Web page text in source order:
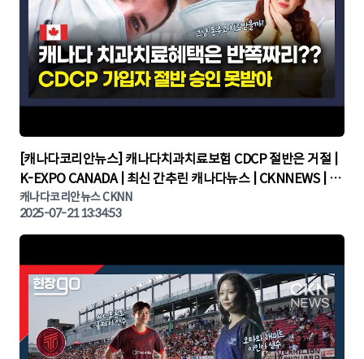
▶
[캐나다코리안뉴스] 캐나다치과치료보험 CDCP 절반은 거절 |
K-EXPO CANADA | 최신 간추린 캐나다뉴스 | CKNNEWS | 캐
나다뉴스 | 토론토뉴스
캐나다코리안뉴스 CKNN
2025-07-21 13:34:53